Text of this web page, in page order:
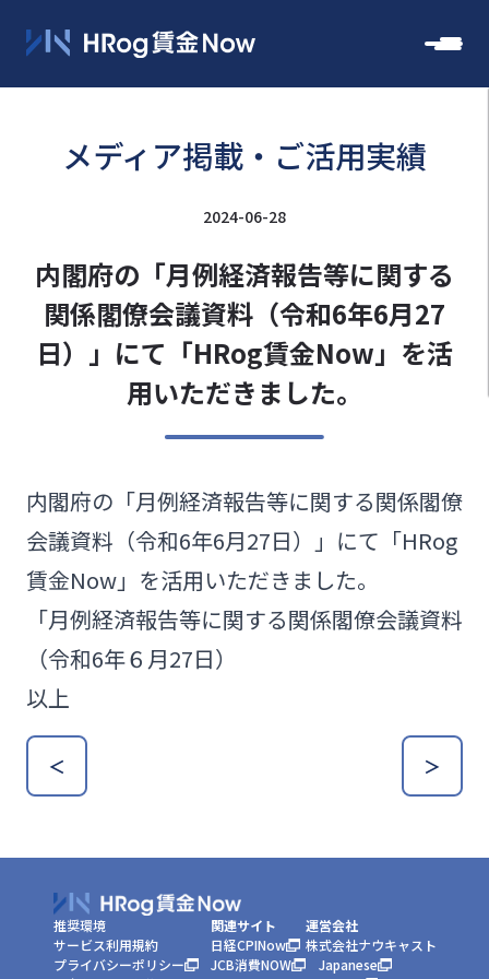
メディア掲載・ご活用実績
2024-06-28
内閣府の「月例経済報告等に関する
関係閣僚会議資料（令和6年6月27
日）」にて「HRog賃金Now」を活
用いただきました。
内閣府の「月例経済報告等に関する関係閣僚
会議資料（令和6年6月27日）」にて「HRog
賃金Now」を活用いただきました。
「月例経済報告等に関する関係閣僚会議資料
（令和6年６月27日）
以上
＜ ＞
推奨環境
サービス利用規約
プライバシーポリシー
関連サイト
日経CPINow
JCB消費NOW
運営会社
株式会社ナウキャスト
Japanese